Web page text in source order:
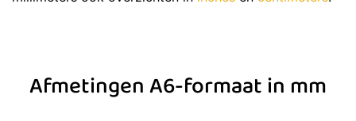
Afmetingen A6-formaat in mm